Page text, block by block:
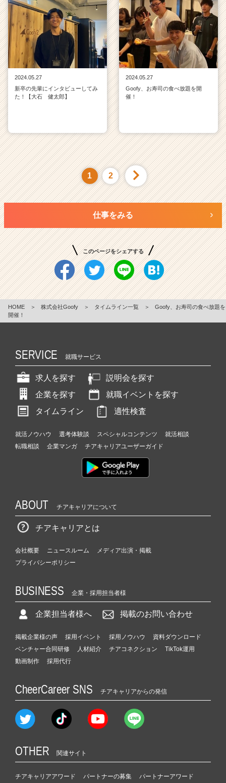
2024.05.27
新卒の先輩にインタビューしてみ
た！【大石 健太郎】
2024.05.27
Goofy、お寿司の食べ放題を開
催！
1 2
仕事をみる
このページをシェアする
HOME ＞ 株式会社Goofy ＞ タイムライン一覧 ＞
Goofy、お寿司の食べ放題を
開催！
SERVICE 就職サービス
求人を探す
説明会を探す
企業を探す
就職イベントを探す
タイムライン
適性検査
就活ノウハウ 選考体験談 スペシャルコンテンツ
就活相談
転職相談
企業マンガ チアキャリアユーザーガイド
ABOUT チアキャリアについて
チアキャリアとは
会社概要 ニュースルーム
メディア出演・掲載
プライバシーポリシー
BUSINESS 企業・採用担当者様
企業担当者様へ 掲載のお問い合わせ
掲載企業様の声 採用イベント 採用ノウハウ
資料ダウンロード
ベンチャー合同研修
人材紹介 チアコネクション
TikTok運用
動画制作
採用代行
CheerCareer SNS チアキャリアからの発信
OTHER 関連サイト
チアキャリアアワード パートナーの募集 パートナーアワード